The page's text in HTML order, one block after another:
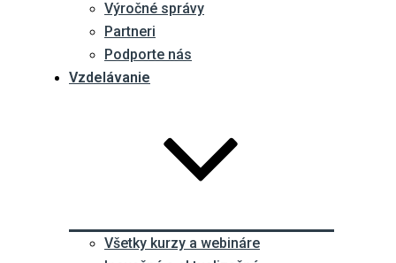
Výročné správy
Partneri
Podporte nás
Vzdelávanie
Všetky kurzy a webináre